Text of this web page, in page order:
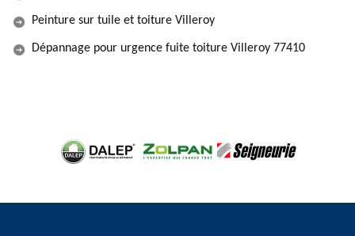
Peinture sur tuile et toiture Villeroy
Dépannage pour urgence fuite toiture Villeroy 77410